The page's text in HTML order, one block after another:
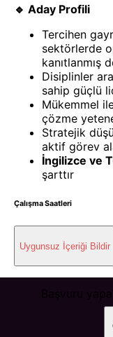
🔹 Aday Profili
Tercihen
sektörlerde
kanıtlanmış
Disiplinler
sahip güçlü
Mükemmel
çözme
Stratejik
aktif görev
İngilizce ve
şarttır
Çalışma Saatleri
Uygunsuz İçeriği Bildir